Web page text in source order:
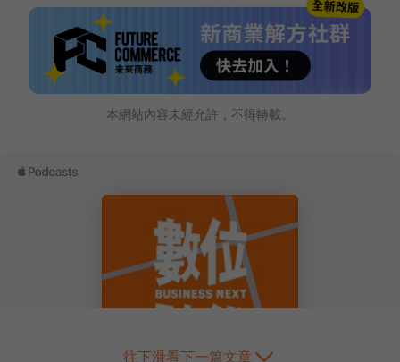
本網站內容未經允許，不得轉載。
往下滑看下一篇文章